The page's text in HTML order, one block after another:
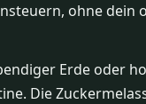
ohne dein
Erde oder
Die